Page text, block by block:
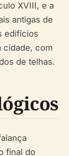
XVIII, e a
antigas de
edifícios
cidade, com
de telhas.
final do